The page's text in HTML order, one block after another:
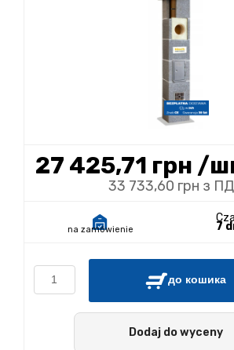
27 425,71 грн /
33 733,60 грн з
na zamówienie 7
до кошика
Dodaj do wyceny